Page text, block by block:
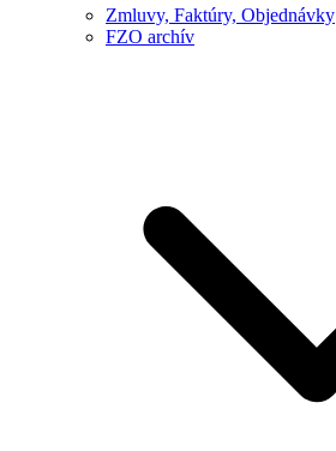
Zmluvy, Faktúry, Objednávky
FZO archív